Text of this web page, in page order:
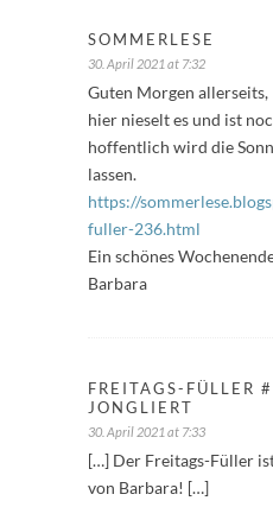
SOMMERLESE
30. April 2021 at 7:32
Guten Morgen allerseits,
hier nieselt es und ist
hoffentlich wird die
lassen.
https://
fuller-236.html
Ein schönes
Barbara
FREITAGS-FÜLLER
JONGLIERT
30. April 2021 at 7:33
[…] Der Freitags-Füller
von Barbara! […]